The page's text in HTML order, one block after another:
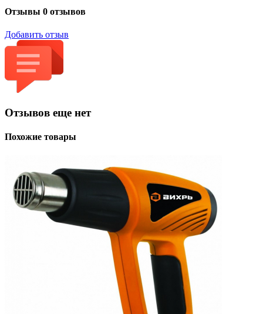
Отзывы 0 отзывов
Добавить отзыв
Отзывов еще нет
Похожие товары